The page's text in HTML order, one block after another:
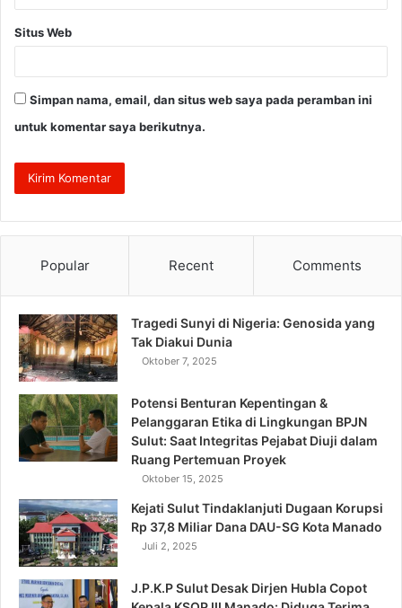
Situs Web
Simpan nama, email, dan situs web saya pada peramban ini
untuk komentar saya berikutnya.
Popular Recent Comments
Tragedi Sunyi di Nigeria: Genosida yang
Tak Diakui Dunia
Oktober 7, 2025
Potensi Benturan Kepentingan &
Pelanggaran Etika di Lingkungan BPJN
Sulut: Saat Integritas Pejabat Diuji dalam
Ruang Pertemuan Proyek
Oktober 15, 2025
Kejati Sulut Tindaklanjuti Dugaan Korupsi
Rp 37,8 Miliar Dana DAU-SG Kota Manado
Juli 2, 2025
J.P.K.P Sulut Desak Dirjen Hubla Copot